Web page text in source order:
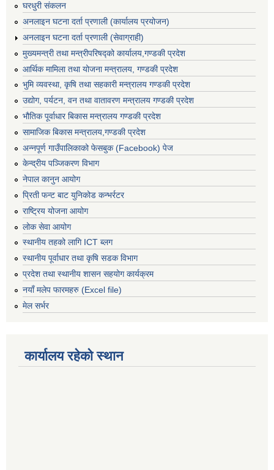
घरधुरी संकलन
अनलाइन घटना दर्ता प्रणाली (कार्यालय प्रयोजन)
अनलाइन घटना दर्ता प्रणाली (सेवाग्राही)
मुख्यमन्त्री तथा मन्त्रीपरिषद्को कार्यालय,गण्डकी प्रदेश
आर्थिक मामिला तथा योजना मन्त्रालय, गण्डकी प्रदेश
भुमि व्यवस्था, कृषि तथा सहकारी मन्त्रालय गण्डकी प्रदेश
उद्योग, पर्यटन, वन तथा वातावरण मन्त्रालय गण्डकी प्रदेश
भौतिक पूर्वाधार बिकास मन्त्रालय गण्डकी प्रदेश
सामाजिक बिकास मन्त्रालय,गण्डकी प्रदेश
अन्नपूर्ण गाउँपालिकाको फेसबुक (Facebook) पेज
केन्द्रीय पञ्जिकरण विभाग
नेपाल कानुन आयोग
प्रिती फन्ट बाट युनिकोड कन्भर्रटर
राष्ट्रिय योजना आयोग
लोक सेवा आयोग
स्थानीय तहको लागि ICT ब्लग
स्थानीय पूर्वाधार तथा कृषि सडक विभाग
प्रदेश तथा स्थानीय शासन सहयोग कार्यक्रम
नयाँ मलेप फारमहरु (Excel file)
मेल सर्भर
कार्यालय रहेको स्थान